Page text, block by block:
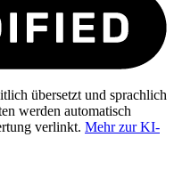
übersetzt und sprachlich
werden automatisch
verlinkt. Mehr zur KI-